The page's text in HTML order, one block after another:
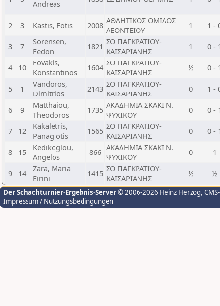
Andreas
2 3 Kastis, Fotis 2008 ΑΘΛΗΤΙΚΟΣ ΟΜΙΛΟΣ
ΛΕΟΝΤΕΙΟΥ
1 1 -
3 7
Sorensen,
Fedon
1821 ΣΟ ΠΑΓΚΡΑΤΙΟΥ-
ΚΑΙΣΑΡΙΑΝΗΣ
1 0 -
4 10
Fovakis,
Konstantinos
1604 ΣΟ ΠΑΓΚΡΑΤΙΟΥ-
ΚΑΙΣΑΡΙΑΝΗΣ
½ 0 -
5 1
Vandoros,
Dimitrios
2143 ΣΟ ΠΑΓΚΡΑΤΙΟΥ-
ΚΑΙΣΑΡΙΑΝΗΣ
0 1 -
6 9
Matthaiou,
Theodoros
1735 ΑΚΑΔΗΜΙΑ ΣΚΑΚΙ Ν.
ΨΥΧΙΚΟΥ
0 0 -
7 12
Kakaletris,
Panagiotis
1565 ΣΟ ΠΑΓΚΡΑΤΙΟΥ-
ΚΑΙΣΑΡΙΑΝΗΣ
0 0 -
8 15
Kedikoglou,
Angelos
866 ΑΚΑΔΗΜΙΑ ΣΚΑΚΙ Ν.
ΨΥΧΙΚΟΥ
0 1
9 14
Zara, Maria
Eirini
1415 ΣΟ ΠΑΓΚΡΑΤΙΟΥ-
ΚΑΙΣΑΡΙΑΝΗΣ
½ ½
Der Schachturnier-Ergebnis-Server© 2006-2026 Heinz Herzog,
Impressum / Nutzungsbedingungen